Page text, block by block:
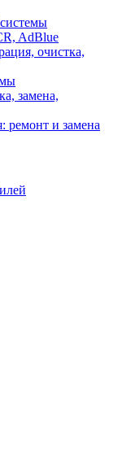
AdBlue
очистка,
замена,
ремонт и замена